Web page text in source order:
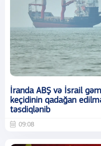
İranda ABŞ və İsrail
keçidinin qadağan
təsdiqlənib
09:08